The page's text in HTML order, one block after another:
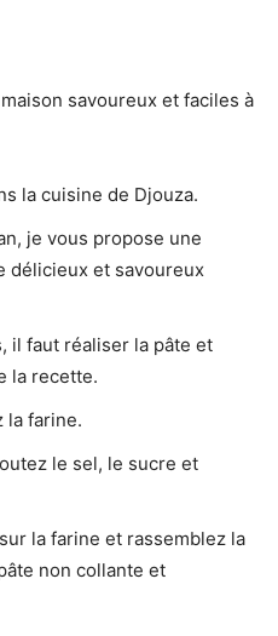
savoureux et faciles à
la cuisine de Djouza.
je vous propose une
délicieux et savoureux
il faut réaliser la pâte et
la recette.
la farine.
le sel, le sucre et
la farine et rassemblez la
non collante et